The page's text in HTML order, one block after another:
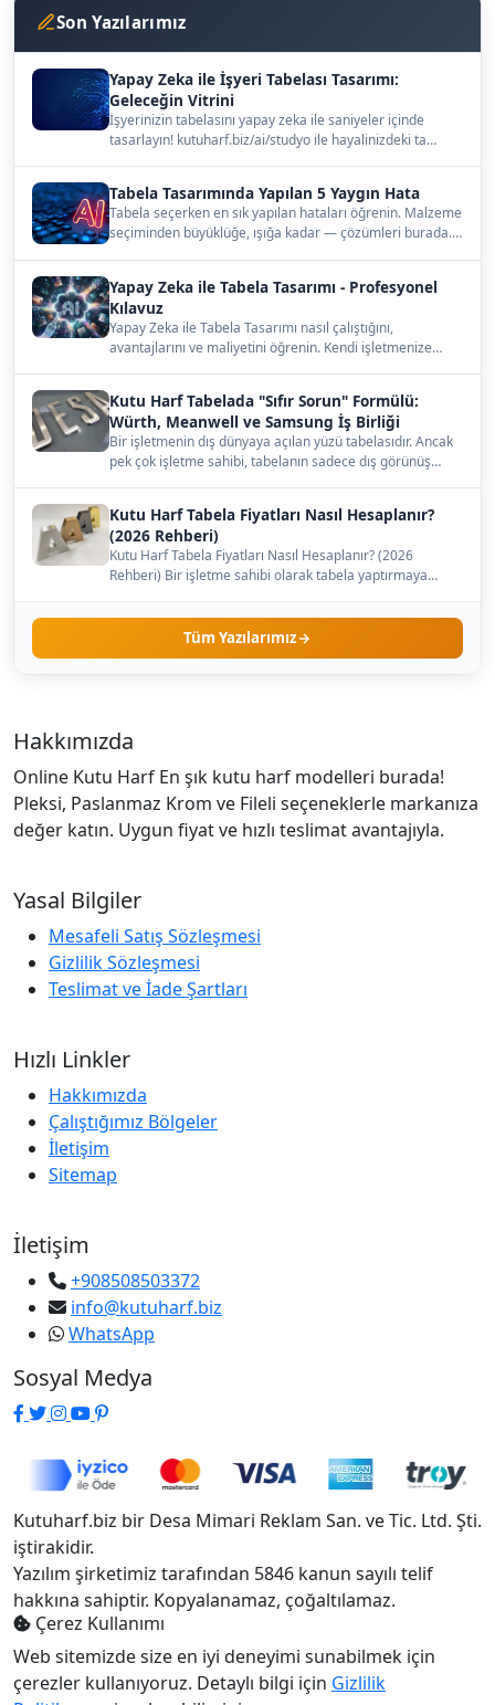
Son Yazılarımız
Yapay Zeka ile İşyeri Tabelası Tasarımı:
Geleceğin Vitrini
İşyerinizin tabelasını yapay zeka ile saniyeler içinde
tasarlayın! kutuharf.biz/ai/studyo ile hayalinizdeki ta…
Tabela Tasarımında Yapılan 5 Yaygın Hata
Tabela seçerken en sık yapılan hataları öğrenin. Malzeme
seçiminden büyüklüğe, ışığa kadar — çözümleri burada.…
Yapay Zeka ile Tabela Tasarımı - Profesyonel
Kılavuz
Yapay Zeka ile Tabela Tasarımı nasıl çalıştığını,
avantajlarını ve maliyetini öğrenin. Kendi işletmenize
Kutu Harf Tabelada "Sıfır Sorun" Formülü:
Würth, Meanwell ve Samsung İş Birliği
Bir işletmenin dış dünyaya açılan yüzü tabelasıdır. Ancak
pek çok işletme sahibi, tabelanın sadece dış görünüş…
Kutu Harf Tabela Fiyatları Nasıl Hesaplanır?
(2026 Rehberi)
Kutu Harf Tabela Fiyatları Nasıl Hesaplanır? (2026
Rehberi) Bir işletme sahibi olarak tabela yaptırmaya
Tüm Yazılarımız
Hakkımızda
Online Kutu Harf En şık kutu harf modelleri burada!
Pleksi, Paslanmaz Krom ve Fileli seçeneklerle markanıza
değer katın. Uygun fiyat ve hızlı teslimat avantajıyla.
Yasal Bilgiler
Mesafeli Satış Sözleşmesi
Gizlilik Sözleşmesi
Teslimat ve İade Şartları
Hızlı Linkler
Hakkımızda
Çalıştığımız Bölgeler
İletişim
Sitemap
İletişim
+908508503372
info@kutuharf.biz
WhatsApp
Sosyal Medya
Kutuharf.biz bir Desa Mimari Reklam San. ve Tic. Ltd. Şti.
iştirakidir.
Yazılım şirketimiz tarafından 5846 kanun sayılı telif
hakkına sahiptir. Kopyalanamaz, çoğaltılamaz.
Çerez Kullanımı
Web sitemizde size en iyi deneyimi sunabilmek için
çerezler kullanıyoruz. Detaylı bilgi için Gizlilik